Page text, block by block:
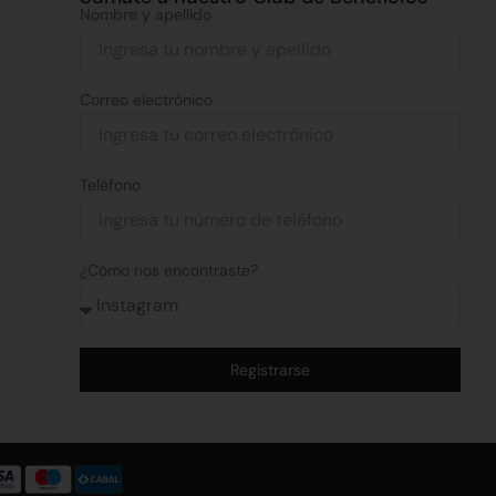
Nombre y apellido
Correo electrónico
Teléfono
¿Cómo nos encontraste?
Registrarse